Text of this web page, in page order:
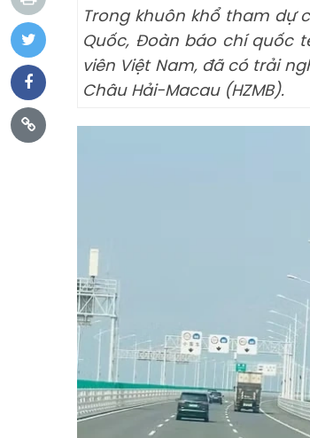
Trong khuôn khổ tham dự
Quốc, Đoàn báo chí quốc
viên Việt Nam, đã có trải
Châu Hải-Macau (HZMB).